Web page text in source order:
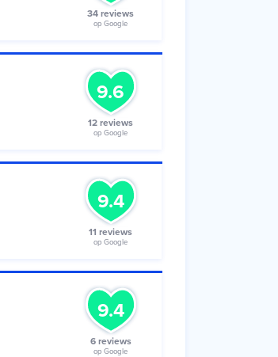
34 reviews
op Google
9.6
12 reviews
op Google
9.4
11 reviews
op Google
9.4
6 reviews
op Google